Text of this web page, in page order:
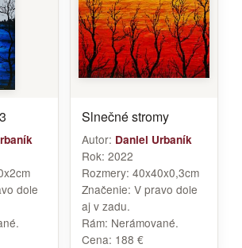
dole
Slnečné stromy
Autor: Daniel Urbaník
Rok: 2022
Rozmery: 40x40x0,3cm
Značenie: V pravo dole
aj v zadu.
Rám: Nerámované.
Cena: 188 €